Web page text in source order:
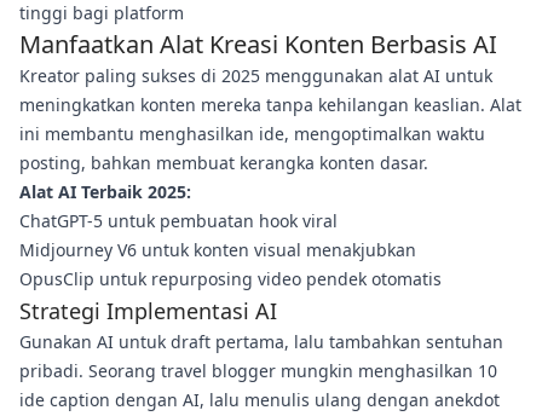
tinggi bagi platform
Manfaatkan Alat Kreasi Konten Berbasis AI
Kreator paling sukses di 2025 menggunakan alat AI untuk
meningkatkan konten mereka tanpa kehilangan keaslian. Alat
ini membantu menghasilkan ide, mengoptimalkan waktu
posting, bahkan membuat kerangka konten dasar.
Alat AI Terbaik 2025:
ChatGPT-5 untuk pembuatan hook viral
Midjourney V6 untuk konten visual menakjubkan
OpusClip untuk repurposing video pendek otomatis
Strategi Implementasi AI
Gunakan AI untuk draft pertama, lalu tambahkan sentuhan
pribadi. Seorang travel blogger mungkin menghasilkan 10
ide caption dengan AI, lalu menulis ulang dengan anekdot